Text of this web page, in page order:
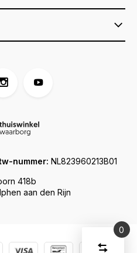
418b
aan den Rijn
nummer: NL823960213B01
0
Vergelijk
Start